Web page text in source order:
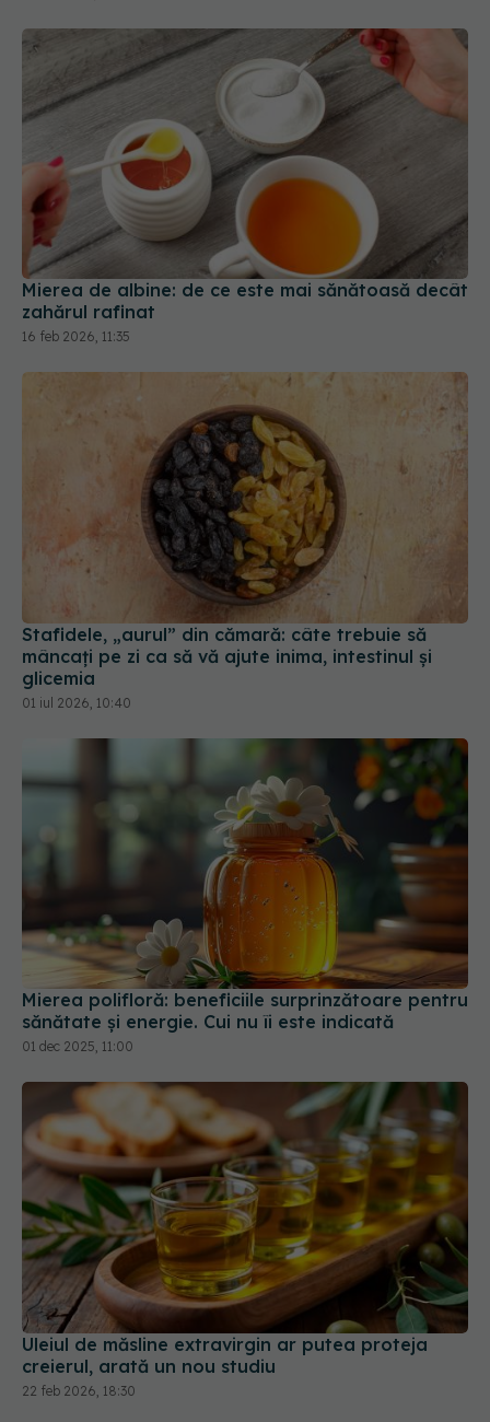
Mierea de albine: de ce este mai sănătoasă decât
zahărul rafinat
16 feb 2026, 11:35
Stafidele, „aurul” din cămară: câte trebuie să
mâncați pe zi ca să vă ajute inima, intestinul și
Mierea polifloră: beneficiile surprinzătoare pentru
sănătate și energie. Cui nu îi este indicată
01 dec 2025, 11:00
Uleiul de măsline extravirgin ar putea proteja
creierul, arată un nou studiu
22 feb 2026, 18:30